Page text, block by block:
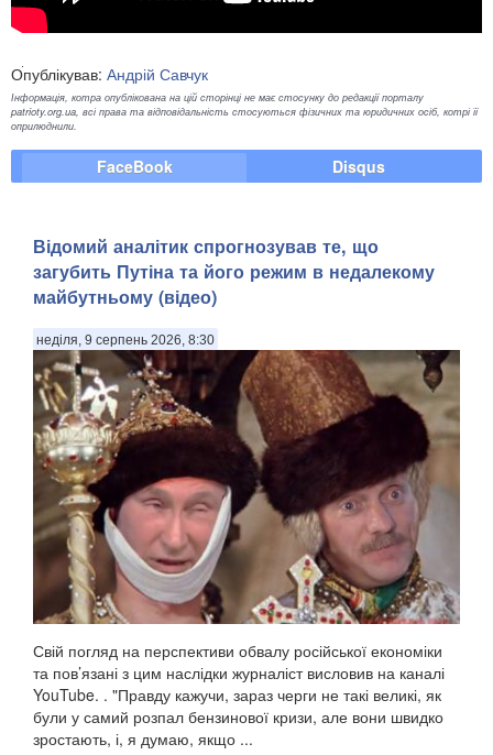
Опублікував: Андрій Савчук
Інформація, котра опублікована на цій сторінці не має стосунку до редакції порталу
patrioty.org.ua, всі права та відповідальність стосуються фізичних та юридичних осіб, котрі її
оприлюднили.
FaceBook Disqus
​Відомий аналітик спрогнозував те, що
загубить Путіна та його режим в недалекому
майбутньому (відео)
неділя, 9 серпень 2026, 8:30
Свій погляд на перспективи обвалу російської економіки
та пов’язані з цим наслідки журналіст висловив на каналі
YouTube. . "Правду кажучи, зараз черги не такі великі, як
були у самий розпал бензинової кризи, але вони швидко
зростають, і, я думаю, якщо ...